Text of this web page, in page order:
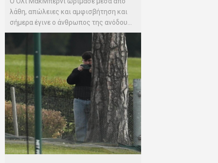
λάθη, απώλειες και αμφισβήτηση και
σήμερα έγινε ο άνθρωπος της ανόδου...